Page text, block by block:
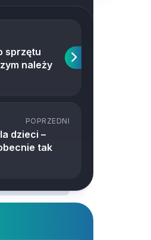
sprzętu
należy
POPRZEDNI
dzieci –
tak